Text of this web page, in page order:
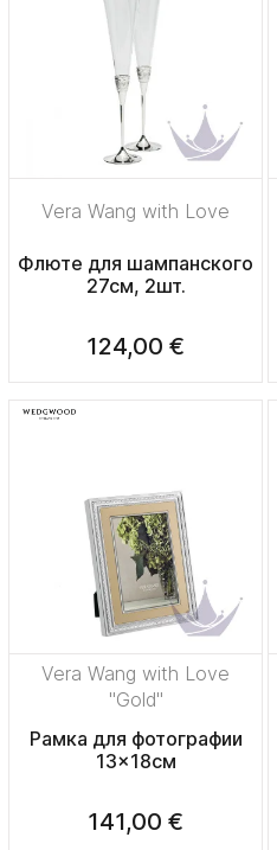
Vera Wang with Love
Флюте для шампанского
27см, 2шт.
124,00 €
Vera Wang with Love
"Gold"
Рамка для фотографии
13x18см
141,00 €